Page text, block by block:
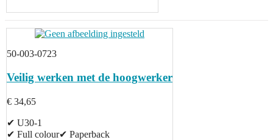
50-003-0723
Veilig werken met de hoogwerker
€ 34,65
✔ U30-1
✔ Full colour✔ Paperback